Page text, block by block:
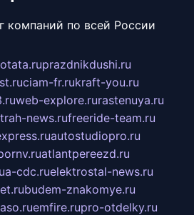
компаний по всей России
prazdnikdushi.ru
ciam-fr.rukraft-you.ru
web-explore.rurastenuya.ru
news.rufreeride-team.ru
autostudiopro.ru
atlantpereezd.ru
a-cdc.ruelektrostal-news.ru
budem-znakomye.ru
emfire.rupro-otdelky.ru